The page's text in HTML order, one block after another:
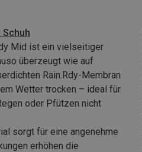
Schuh
Mid ist ein vielseitiger
überzeugt wie auf
Rain.Rdy-Membran
Wetter trocken – ideal für
oder Pfützen nicht
sorgt für eine angenehme
erhöhen die